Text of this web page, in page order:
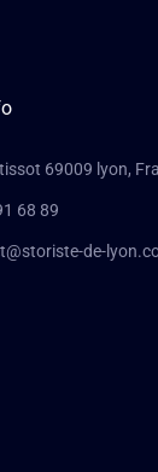
69009 lyon,
68 89
de-